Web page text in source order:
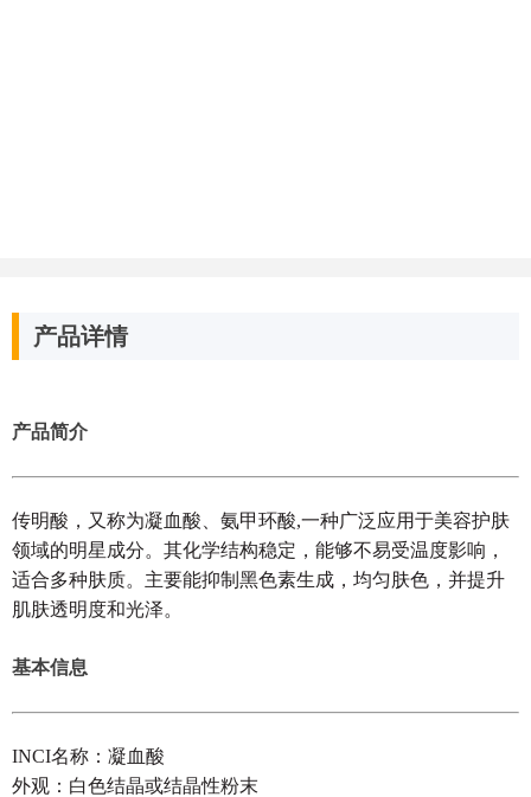
产品详情
产品简介
传明酸，又称为凝血酸、氨甲环酸,一种广泛应用于美容护肤
领域的明星成分。其化学结构稳定，能够不易受温度影响，
适合多种肤质。主要能抑制黑色素生成，均匀肤色，并提升
肌肤透明度和光泽。
基本信息
INCI名称：凝血酸
外观：白色结晶或结晶性粉末